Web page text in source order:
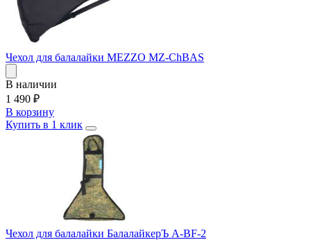
Чехол для балалайки MEZZO MZ-ChBAS
В наличии
1 490 ₽
В корзину
Купить в 1 клик
Чехол для балалайки БалалайкерЪ A-BF-2